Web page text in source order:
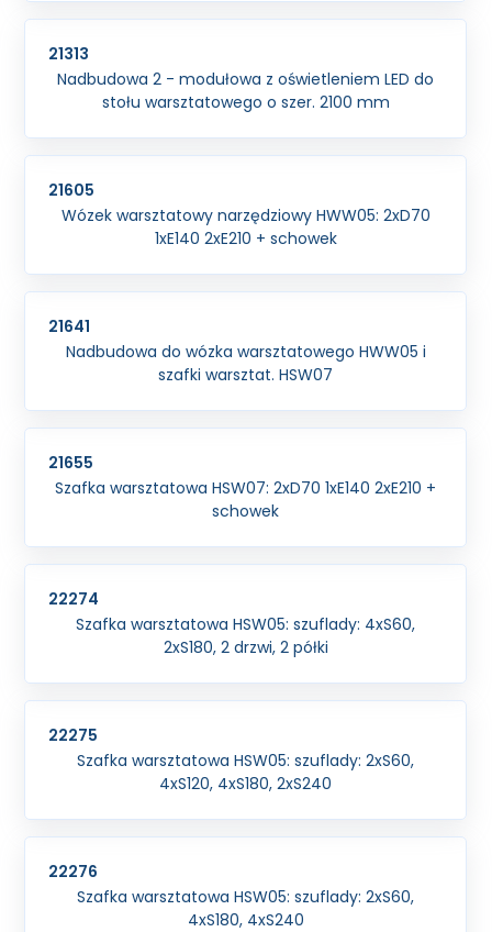
21313
Nadbudowa 2 - modułowa z oświetleniem LED do
stołu warsztatowego o szer. 2100 mm
21605
Wózek warsztatowy narzędziowy HWW05: 2xD70
1xE140 2xE210 + schowek
21641
Nadbudowa do wózka warsztatowego HWW05 i
szafki warsztat. HSW07
21655
Szafka warsztatowa HSW07: 2xD70 1xE140 2xE210 +
schowek
22274
Szafka warsztatowa HSW05: szuflady: 4xS60,
2xS180, 2 drzwi, 2 półki
22275
Szafka warsztatowa HSW05: szuflady: 2xS60,
4xS120, 4xS180, 2xS240
22276
Szafka warsztatowa HSW05: szuflady: 2xS60,
4xS180, 4xS240